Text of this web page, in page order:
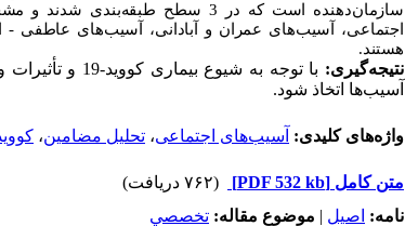
سازمان‌دهنده است که در 3 سطح
اجتماعی، آسیب‌های عمران و آبادانی، آسیب‌های عاطفی
هستند.
نتیجه‌گیری:
با توجه به
آسیب‌ها اتخاذ شود.
واژه‌های کلیدی: آسیب‌های اجتماعی، تحلیل مضامین،
متن کامل [PDF 532 kb]
(۷۶۲ دریافت)
نامه: اصيل | موضوع مقاله: تخصصي